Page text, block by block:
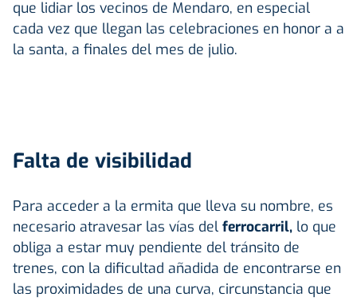
que lidiar los vecinos de Mendaro, en especial
cada vez que llegan las celebraciones en honor a a
la santa, a finales del mes de julio.
Falta de visibilidad
Para acceder a la ermita que lleva su nombre, es
necesario atravesar las vías del ferrocarril, lo que
obliga a estar muy pendiente del tránsito de
trenes, con la dificultad añadida de encontrarse en
las proximidades de una curva, circunstancia que